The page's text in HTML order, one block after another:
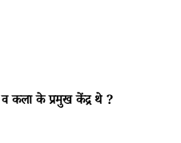
व कला के प्रमुख केंद्र थे ?